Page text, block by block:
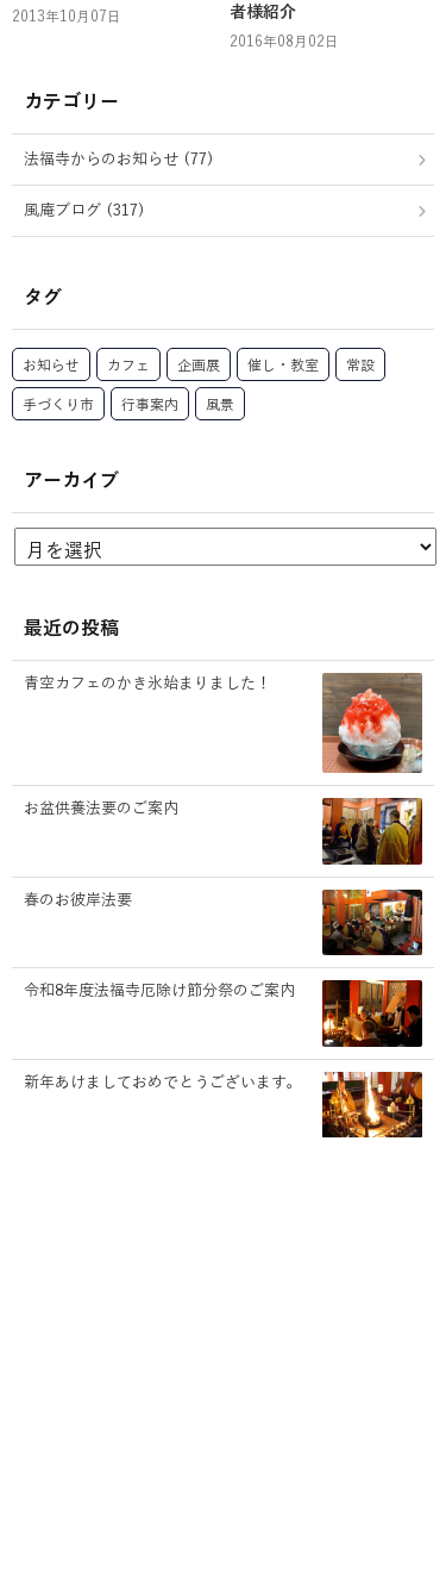
2013年10月07日
者様紹介
2016年08月02日
カテゴリー
法福寺からのお知らせ (77)
風庵ブログ (317)
タグ
お知らせ カフェ 企画展 催し・教室 常設
手づくり市 行事案内 風景
アーカイブ
最近の投稿
青空カフェのかき氷始まりました！
お盆供養法要のご案内
春のお彼岸法要
令和8年度法福寺厄除け節分祭のご案内
新年あけましておめでとうございます。